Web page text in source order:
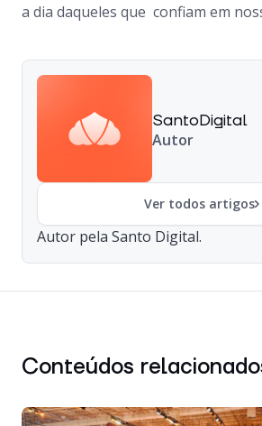
a dia daqueles que confiam em
SantoDigital
Autor
Ver todos artigos
Autor pela Santo Digital.
Conteúdos